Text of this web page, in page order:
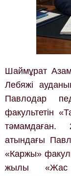
Шаймұрат
Лебяжі
Павлодар
факультетін
атындағы
«Каржы»
жылы «Жас